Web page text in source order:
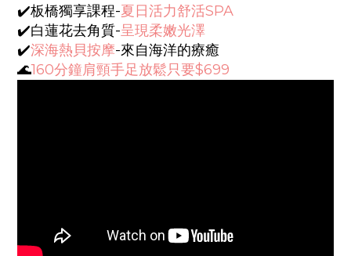
✔️板橋獨享課程-夏日活力舒活SPA
✔️白蓮花去角質-呈現柔嫩光澤
✔️深海熱貝按摩-來自海洋的療癒
🌊160分鐘肩頸手足放鬆只要$699